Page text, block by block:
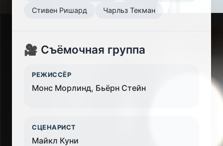
Стивен Ришард
Чарльз Текман
🎥 Съёмочная группа
РЕЖИССЁР
Монс Морлинд, Бьёрн Стейн
СЦЕНАРИСТ
Майкл Куни